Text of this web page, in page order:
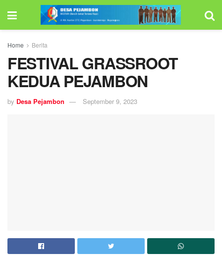
Home Berita
FESTIVAL GRASSROOT
KEDUA PEJAMBON
by Desa Pejambon September 9, 2023